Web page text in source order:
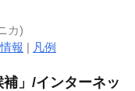
カ)
情報 | 凡例
」/インターネッ